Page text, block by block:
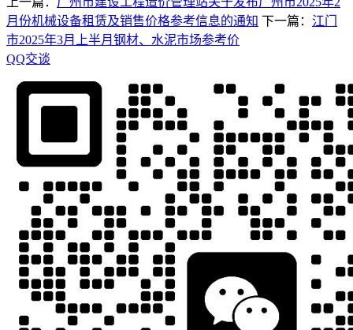
月份机械设备租赁及销售价格参考信息的通知 下一篇： 江门
市2025年3月上半月钢材、水泥市场参考价
QQ交谈